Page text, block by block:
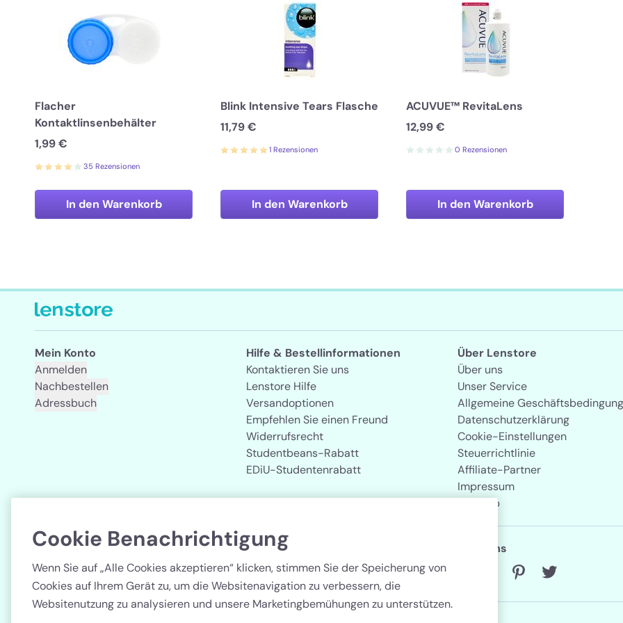
Flacher
Kontaktlinsenbehälter
1,99 €
35 Rezensionen
In den Warenkorb
Blink Intensive Tears Flasche
11,79 €
1 Rezensionen
In den Warenkorb
ACUVUE™ RevitaLens
12,99 €
0 Rezensionen
In den Warenkorb
Mein Konto
Anmelden
Nachbestellen
Adressbuch
Hilfe & Bestellinformationen
Kontaktieren Sie uns
Lenstore Hilfe
Versandoptionen
Empfehlen Sie einen Freund
Widerrufsrecht
Studentbeans-Rabatt
EDiU-Studentenrabatt
Über Lenstore
Über uns
Unser Service
Allgemeine
Datenschutzerklärung
Cookie-Einstellungen
Steuerrichtlinie
Affiliate-Partner
Impressum
Sitemap
Folgen Sie uns
Land
Cookie Benachrichtigung
Wenn Sie auf „Alle Cookies akzeptieren“ klicken, stimmen Sie der Speicherung von
Cookies auf Ihrem Gerät zu, um die Websitenavigation zu verbessern, die
Websitenutzung zu analysieren und unsere Marketingbemühungen zu unterstützen.